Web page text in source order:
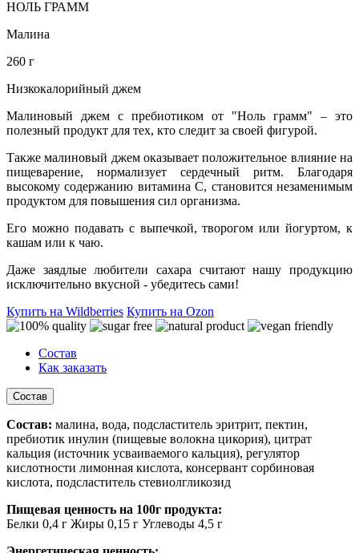
НОЛЬ ГРАММ
Малина
260 г
Низкокалорийный джем
Малиновый джем с пребиотиком от "Ноль грамм" – это
полезный продукт для тех, кто следит за своей фигурой.
Также малиновый джем оказывает положительное влияние на
пищеварение, нормализует сердечный ритм. Благодаря
высокому содержанию витамина С, становится незаменимым
продуктом для повышения сил организма.
Его можно подавать с выпечкой, творогом или йогуртом, к
кашам или к чаю.
Даже заядлые любители сахара считают нашу продукцию
исключительно вкусной - убедитесь сами!
Купить на Wildberries Купить на Ozon
Состав
Как заказать
Состав
Состав: малина, вода, подсластитель эритрит, пектин,
пребиотик инулин (пищевые волокна цикория), цитрат
кальция (источник усваиваемого кальция), регулятор
кислотности лимонная кислота, консервант сорбиновая
кислота, подсластитель стевиолгликозид
Пищевая ценность на 100г продукта:
Белки 0,4 г Жиры 0,15 г Углеводы 4,5 г